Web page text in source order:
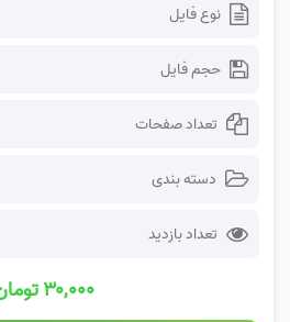
نوع فایل
حجم فایل
تعداد صفحات
دسته بندی
تعداد بازدید
۳۰,۰۰۰ تومان